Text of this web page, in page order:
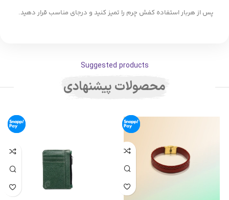
پس از هربار استفاده کفش چرم را تمیز کنید و درجای مناسب قرار دهید.
Suggested products
محصولات پیشنهادی